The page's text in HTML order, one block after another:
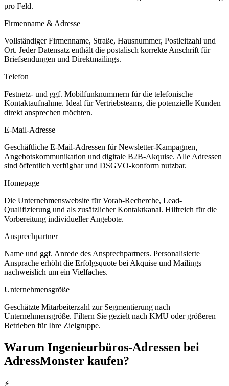
pro Feld.
Firmenname & Adresse
Vollständiger Firmenname, Straße, Hausnummer, Postleitzahl und
Ort. Jeder Datensatz enthält die postalisch korrekte Anschrift für
Briefsendungen und Direktmailings.
Telefon
Festnetz- und ggf. Mobilfunknummern für die telefonische
Kontaktaufnahme. Ideal für Vertriebsteams, die potenzielle Kunden
direkt ansprechen möchten.
E-Mail-Adresse
Geschäftliche E-Mail-Adressen für Newsletter-Kampagnen,
Angebotskommunikation und digitale B2B-Akquise. Alle Adressen
sind öffentlich verfügbar und DSGVO-konform nutzbar.
Homepage
Die Unternehmenswebsite für Vorab-Recherche, Lead-
Qualifizierung und als zusätzlicher Kontaktkanal. Hilfreich für die
Vorbereitung individueller Angebote.
Ansprechpartner
Name und ggf. Anrede des Ansprechpartners. Personalisierte
Ansprache erhöht die Erfolgsquote bei Akquise und Mailings
nachweislich um ein Vielfaches.
Unternehmensgröße
Geschätzte Mitarbeiterzahl zur Segmentierung nach
Unternehmensgröße. Filtern Sie gezielt nach KMU oder größeren
Betrieben für Ihre Zielgruppe.
Warum Ingenieurbüros-Adressen bei
AdressMonster kaufen?
⚡